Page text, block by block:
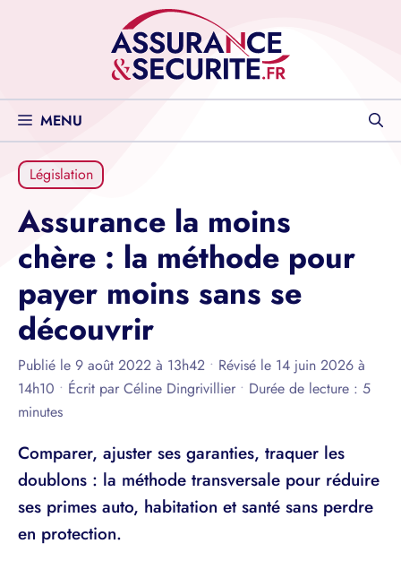
MENU
Législation
Assurance la moins
chère : la méthode pour
payer moins sans se
découvrir
Publié le 9 août 2022 à 13h42 • Révisé le 14 juin 2026 à
14h10 • Écrit par Céline Dingrivillier • Durée de lecture : 5
minutes
Comparer, ajuster ses garanties, traquer les
doublons : la méthode transversale pour réduire
ses primes auto, habitation et santé sans perdre
en protection.